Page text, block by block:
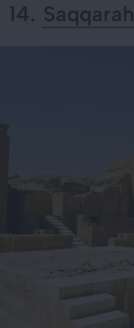
14. Saqqarah